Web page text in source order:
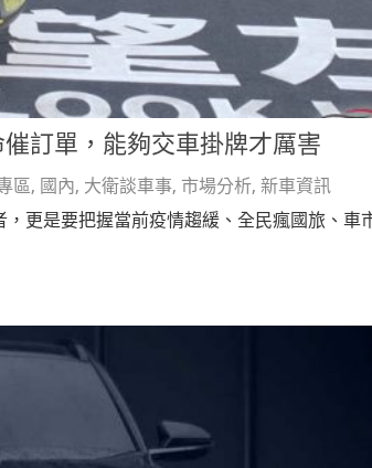
訂單，能夠交車掛牌才厲害
區, 國內, 大衛談車事, 市場分析, 新車資訊
更是要把握當前疫情趨緩、全民瘋國旅、車